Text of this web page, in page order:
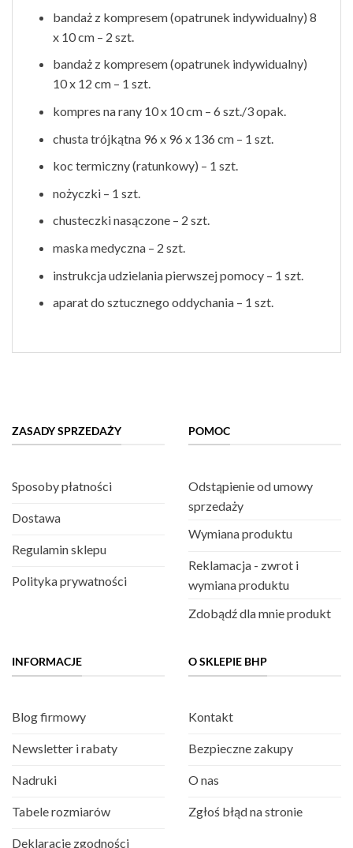
bandaż z kompresem (opatrunek indywidualny) 8
x 10 cm – 2 szt.
bandaż z kompresem (opatrunek indywidualny)
10 x 12 cm – 1 szt.
kompres na rany 10 x 10 cm – 6 szt./3 opak.
chusta trójkątna 96 x 96 x 136 cm – 1 szt.
koc termiczny (ratunkowy) – 1 szt.
nożyczki – 1 szt.
chusteczki nasączone – 2 szt.
maska medyczna – 2 szt.
instrukcja udzielania pierwszej pomocy – 1 szt.
aparat do sztucznego oddychania – 1 szt.
ZASADY SPRZEDAŻY
Sposoby płatności
Dostawa
Regulamin sklepu
Polityka prywatności
POMOC
Odstąpienie od umowy
sprzedaży
Wymiana produktu
Reklamacja - zwrot i
wymiana produktu
Zdobądź dla mnie produkt
INFORMACJE
Blog firmowy
Newsletter i rabaty
Nadruki
Tabele rozmiarów
Deklaracje zgodności
O SKLEPIE BHP
Kontakt
Bezpieczne zakupy
O nas
Zgłoś błąd na stronie